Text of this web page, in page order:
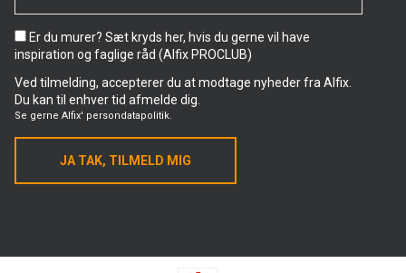
Er du murer? Sæt kryds her, hvis du gerne vil have
inspiration og faglige råd (Alfix PROCLUB)
Ved tilmelding, accepterer du at modtage nyheder fra Alfix.
Du kan til enhver tid afmelde dig.
Se gerne Alfix' persondatapolitik.
JA TAK, TILMELD MIG